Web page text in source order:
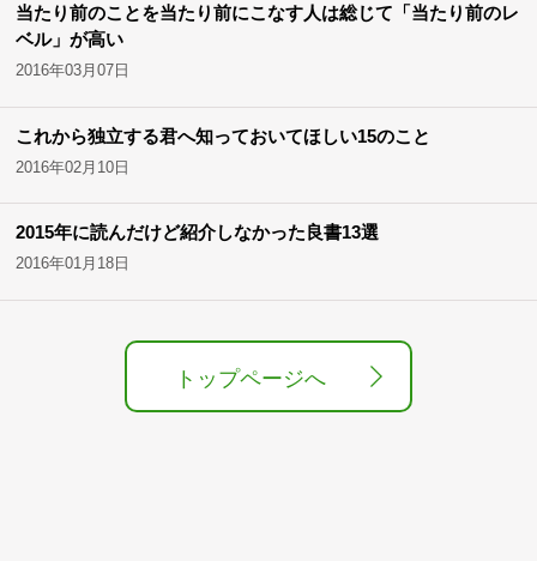
当たり前のことを当たり前にこなす人は総じて「当たり前のレ
ベル」が高い
2016年03月07日
これから独立する君へ知っておいてほしい15のこと
2016年02月10日
2015年に読んだけど紹介しなかった良書13選
2016年01月18日
トップページへ